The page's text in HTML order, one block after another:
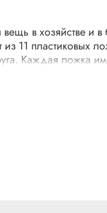
в хозяйстве и
11 пластиковых
Каждая ложка
и стаканах,
нужного